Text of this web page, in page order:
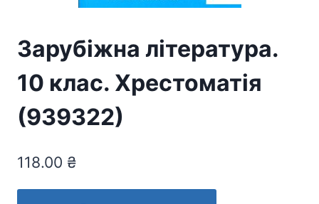
Зарубіжна література.
10 клас. Хрестоматія
(939322)
118.00 ₴